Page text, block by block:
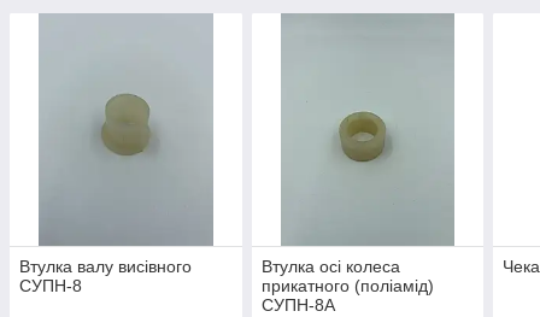
Втулка валу висівного
СУПН-8
Втулка осі колеса
прикатного (поліамід)
СУПН-8А